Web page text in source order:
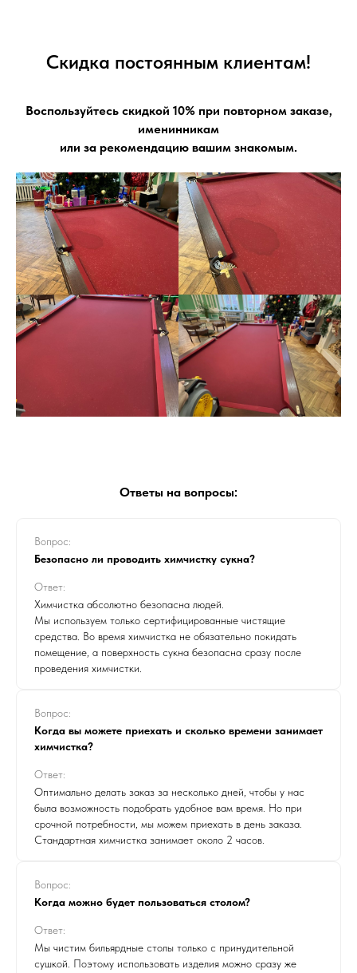
Скидка постоянным клиентам!
Воспользуйтесь скидкой 10% при повторном заказе,
именинникам
или за рекомендацию вашим знакомым.
Ответы на вопросы:
Вопрос:
Безопасно ли проводить химчистку сукна?
Ответ:
Химчистка абсолютно безопасна людей.
Мы используем только сертифицированные чистящие
средства. Во время химчистка не обязательно покидать
помещение, а поверхность сукна безопасна сразу после
проведения химчистки.
Вопрос:
Когда вы можете приехать и сколько времени занимает
химчистка?
Ответ:
Оптимально делать заказ за несколько дней, чтобы у нас
была возможность подобрать удобное вам время. Но при
срочной потребности, мы можем приехать в день заказа.
Стандартная химчистка занимает около 2 часов.
Вопрос:
Когда можно будет пользоваться столом?
Ответ:
Мы чистим бильярдные столы только с принудительной
сушкой. Поэтому использовать изделия можно сразу же